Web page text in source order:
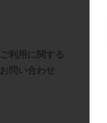
ご利用に関する
お問い合わせ